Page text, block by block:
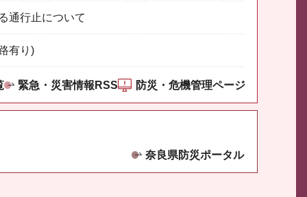
通行止について
有り)
緊急・災害情報RSS 防災・危機管理ページ
奈良県防災ポータル